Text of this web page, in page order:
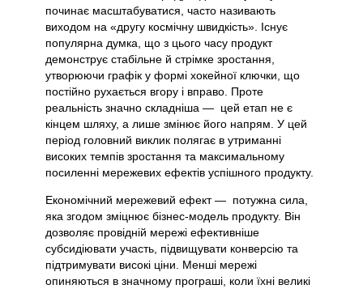
починає масштабуватися, часто називають
виходом на «другу космічну швидкість». Існує
популярна думка, що з цього часу продукт
демонструє стабільне й стрімке зростання,
утворюючи графік у формі хокейної ключки, що
постійно рухається вгору і вправо. Проте
реальність значно складніша — цей етап не є
кінцем шляху, а лише змінює його напрям. У цей
період головний виклик полягає в утриманні
високих темпів зростання та максимальному
посиленні мережевих ефектів успішного продукту.
Економічний мережевий ефект — потужна сила,
яка згодом зміцнює бізнес-модель продукту. Він
дозволяє провідній мережі ефективніше
субсидіювати участь, підвищувати конверсію та
підтримувати високі ціни. Менші мережі
опиняються в значному програші, коли їхні великі